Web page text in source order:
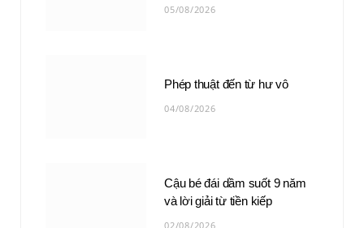
05/08/2026
Phép thuật đến từ hư vô
04/08/2026
Cậu bé đái dầm suốt 9 năm
và lời giải từ tiền kiếp
02/08/2026